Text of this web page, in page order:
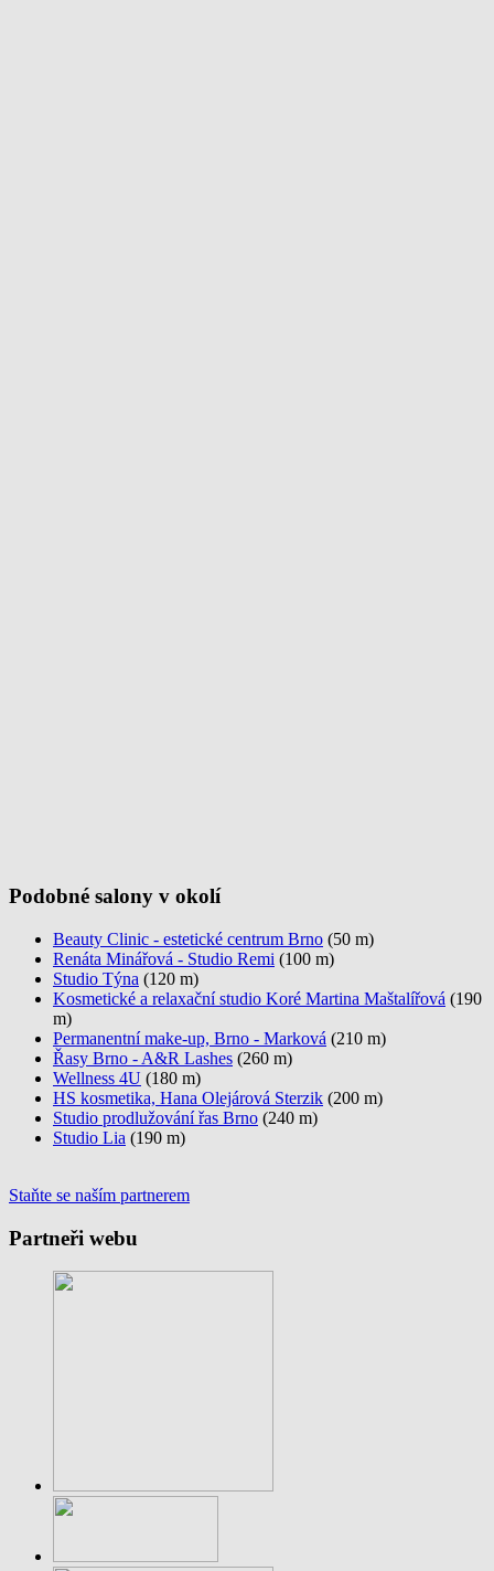
Podobné salony v okolí
Beauty Clinic - estetické centrum Brno (50 m)
Renáta Minářová - Studio Remi (100 m)
Studio Týna (120 m)
Kosmetické a relaxační studio Koré Martina Maštalířová (190
m)
Permanentní make-up, Brno - Marková (210 m)
Řasy Brno - A&R Lashes (260 m)
Wellness 4U (180 m)
HS kosmetika, Hana Olejárová Sterzik (200 m)
Studio prodlužování řas Brno (240 m)
Studio Lia (190 m)
Staňte se naším partnerem
Partneři webu